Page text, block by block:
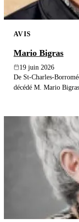
AVIS
Mario Bigras
19 juin 2026
De St-Charles-
décédé M. Mario